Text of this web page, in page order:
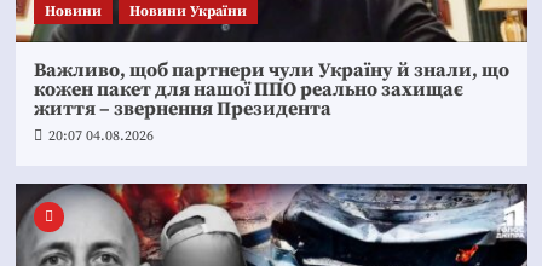
Новини Новини України
Важливо, щоб партнери чули Україну й знали, що
кожен пакет для нашої ППО реально захищає
життя – звернення Президента
20:07 04.08.2026